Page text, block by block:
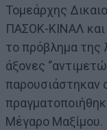
Τομεάρχης
ΠΑΣΟΚ-ΚΙΝΑΛ
το πρόβλημα της
άξονες
παρουσιάστηκαν
Μέγαρο Μαξίμου.